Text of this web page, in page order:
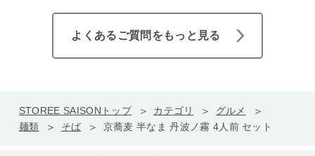
よくあるご質問をもっと見る
STOREE SAISONトップ カテゴリ
グルメ
麺類
そば 京蕎麦 半なま 丹波ノ霧 4人前 セット